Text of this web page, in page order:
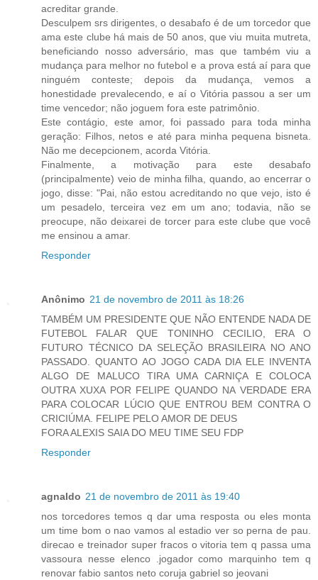
acreditar grande.
Desculpem srs dirigentes, o desabafo é de um torcedor que
ama este clube há mais de 50 anos, que viu muita mutreta,
beneficiando nosso adversário, mas que também viu a
mudança para melhor no futebol e a prova está aí para que
ninguém conteste; depois da mudança, vemos a
honestidade prevalecendo, e aí o Vitória passou a ser um
time vencedor; não joguem fora este patrimônio.
Este contágio, este amor, foi passado para toda minha
geração: Filhos, netos e até para minha pequena bisneta.
Não me decepcionem, acorda Vitória.
Finalmente, a motivação para este desabafo
(principalmente) veio de minha filha, quando, ao encerrar o
jogo, disse: "Pai, não estou acreditando no que vejo, isto é
um pesadelo, terceira vez em um ano; todavia, não se
preocupe, não deixarei de torcer para este clube que você
me ensinou a amar.
Responder
Anônimo 21 de novembro de 2011 às 18:26
TAMBÉM UM PRESIDENTE QUE NÃO ENTENDE NADA DE
FUTEBOL FALAR QUE TONINHO CECILIO, ERA O
FUTURO TÉCNICO DA SELEÇÃO BRASILEIRA NO ANO
PASSADO. QUANTO AO JOGO CADA DIA ELE INVENTA
ALGO DE MALUCO TIRA UMA CARNIÇA E COLOCA
OUTRA XUXA POR FELIPE QUANDO NA VERDADE ERA
PARA COLOCAR LÚCIO QUE ENTROU BEM CONTRA O
CRICIÚMA. FELIPE PELO AMOR DE DEUS
FORA ALEXIS SAIA DO MEU TIME SEU FDP
Responder
agnaldo 21 de novembro de 2011 às 19:40
nos torcedores temos q dar uma resposta ou eles monta
um time bom o nao vamos al estadio ver so perna de pau.
direcao e treinador super fracos o vitoria tem q passa uma
vassoura nesse elenco .jogador como marquinho tem q
renovar fabio santos neto coruja gabriel so jeovani